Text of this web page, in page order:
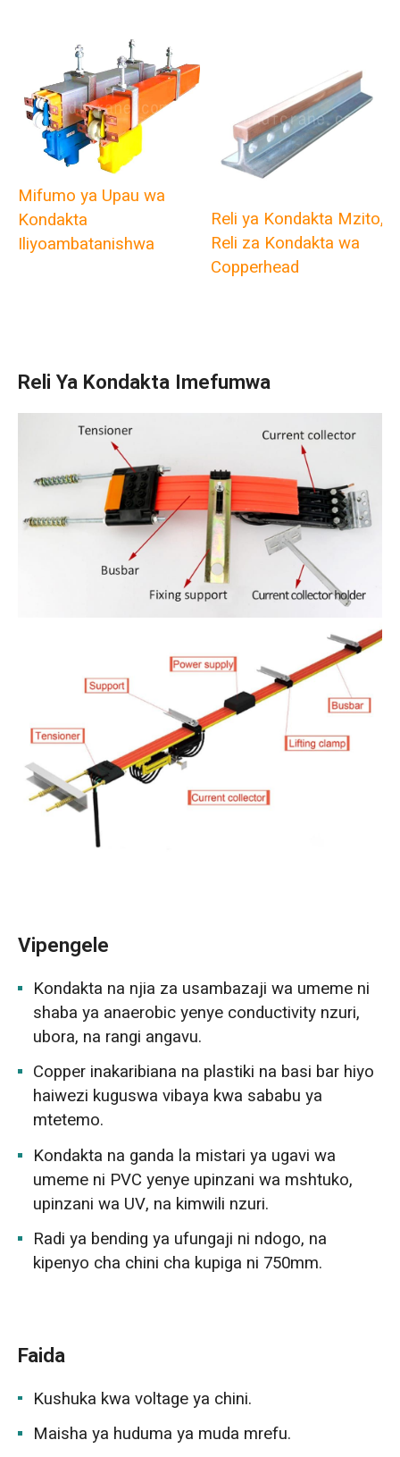
Mifumo ya Upau wa
Kondakta
Iliyoambatanishwa
Reli ya Kondakta Mzito,
Reli za Kondakta wa
Copperhead
Reli Ya Kondakta Imefumwa
Vipengele
Kondakta na njia za usambazaji wa umeme ni
shaba ya anaerobic yenye conductivity nzuri,
ubora, na rangi angavu.
Copper inakaribiana na plastiki na basi bar hiyo
haiwezi kuguswa vibaya kwa sababu ya
mtetemo.
Kondakta na ganda la mistari ya ugavi wa
umeme ni PVC yenye upinzani wa mshtuko,
upinzani wa UV, na kimwili nzuri.
Radi ya bending ya ufungaji ni ndogo, na
kipenyo cha chini cha kupiga ni 750mm.
Faida
Kushuka kwa voltage ya chini.
Maisha ya huduma ya muda mrefu.